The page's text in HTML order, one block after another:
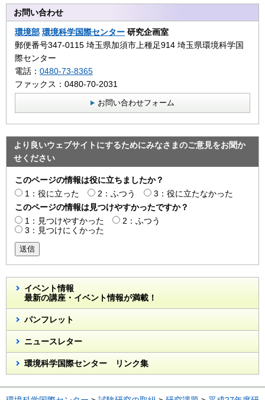
お問い合わせ
環境部 環境科学国際センター 研究企画室
郵便番号347-0115 埼玉県加須市上種足914 埼玉県環境科学国
際センター
電話： 0480-73-8365
ファックス：0480-70-2031
お問い合わせフォーム
より良いウェブサイトにするためにみなさまのご意見をお聞か
せください
このページの情報は役に立ちましたか？
1：役に立った
2：ふつう
3：役に立たなかった
このページの情報は見つけやすかったですか？
1：見つけやすかった
2：ふつう
3：見つけにくかった
送信
イベント情報
最新の講座・イベント情報が満載！
パンフレット
ニュースレター
環境科学国際センター リンク集